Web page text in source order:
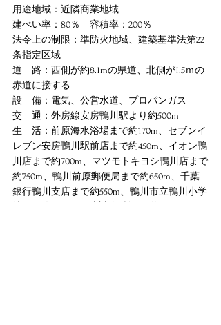
用途地域：近隣商業地域
建ぺい率：80％　容積率：200％
法令上の制限：準防火地域、建築基準法第22
条指定区域
道　路：西側が約8.1mの県道、北側が1.5ｍの
赤道に接する
設　備：電気、 公営水道、プロパンガス
交　通：外房線安房鴨川駅より約500m
生　活：前原海水浴場まで約170m、セブンイ
レブン安房鴨川駅前店まで約450m、イオン鴨
川店まで約700m、マツモトキヨシ鴨川店まで
約750m、鴨川前原郵便局まで約650m、千葉
銀行鴨川支店まで約550m、鴨川市立鴨川小学